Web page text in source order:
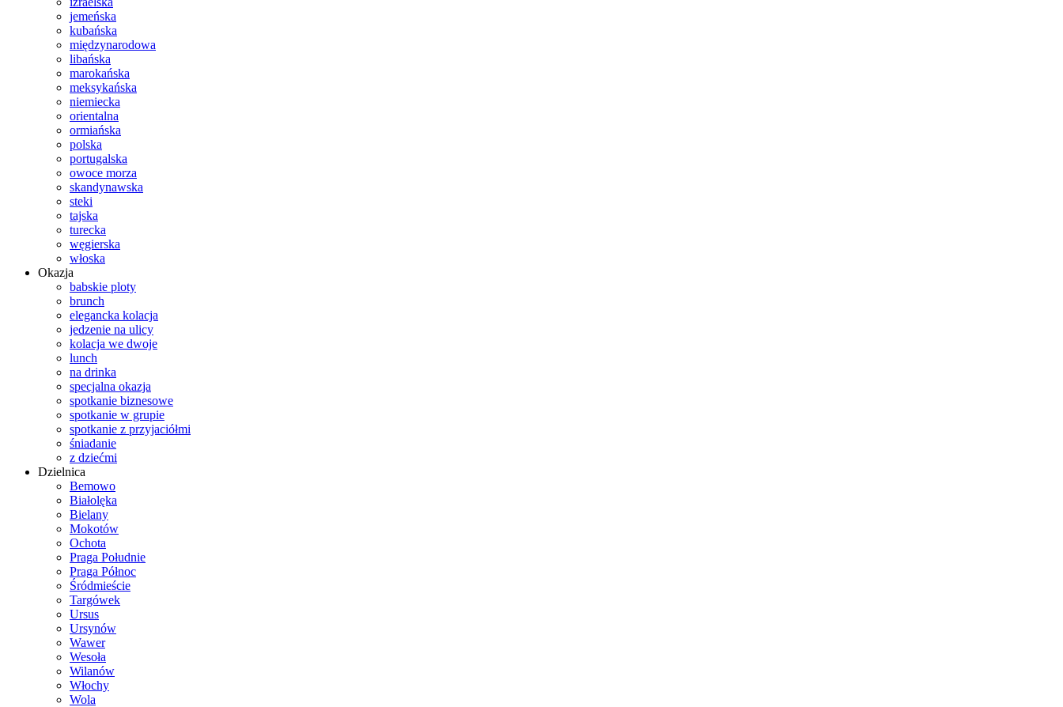
jemeńska
kubańska
międzynarodowa
libańska
marokańska
meksykańska
niemiecka
orientalna
ormiańska
polska
portugalska
owoce morza
skandynawska
steki
tajska
turecka
węgierska
włoska
Okazja
babskie ploty
brunch
elegancka kolacja
jedzenie na ulicy
kolacja we dwoje
lunch
na drinka
specjalna okazja
spotkanie biznesowe
spotkanie w grupie
spotkanie z przyjaciółmi
śniadanie
z dziećmi
Dzielnica
Bemowo
Białolęka
Bielany
Mokotów
Ochota
Praga Południe
Praga Północ
Śródmieście
Targówek
Ursus
Ursynów
Wawer
Wesoła
Wilanów
Włochy
Wola